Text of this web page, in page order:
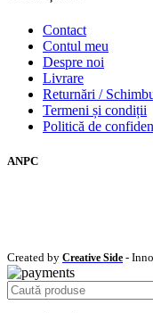
Contact
Contul meu
Despre noi
Livrare
Returnări /
Termeni și condiții
Politică de
ANPC
Created by Creative Side -